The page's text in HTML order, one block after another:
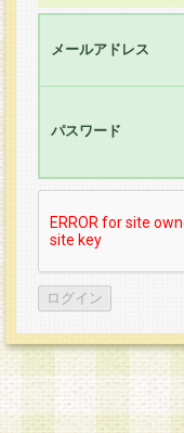
メールアドレス
パスワード